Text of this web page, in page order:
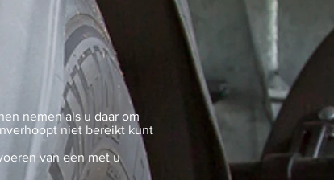
nemen als u daar om
niet bereikt kunt
van een met u